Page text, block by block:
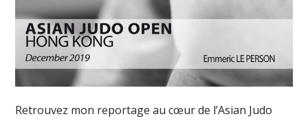
Retrouvez mon reportage au cœur de l’Asian Judo